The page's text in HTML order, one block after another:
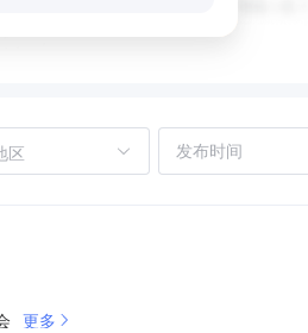
区
更多